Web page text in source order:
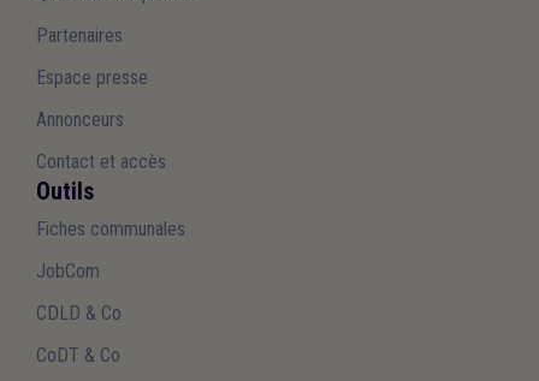
Partenaires
Espace presse
Annonceurs
Contact et accès
Outils
Fiches communales
JobCom
CDLD & Co
CoDT & Co